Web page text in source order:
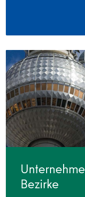
Bezirke